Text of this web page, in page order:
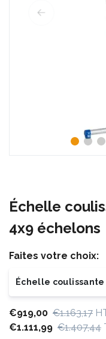
Échelle
4x9 échelons
Faites votre choix:
Échelle
€919,00 €1.163,17
€1.111,99 €1.407,44